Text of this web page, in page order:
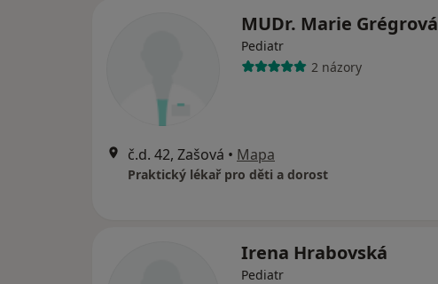
MUDr. Marie Grégrová
Pediatr
2 názory
č.d. 42, Zašová • Mapa
Praktický lékař pro děti a dorost
Irena Hrabovská
Pediatr